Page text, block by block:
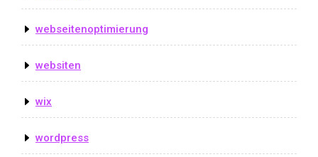
webseitenoptimierung
websiten
wix
wordpress